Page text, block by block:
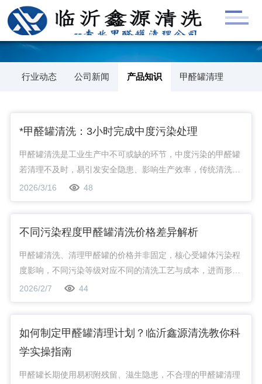
行业动态 公司新闻 产品知识 甲醛罐清理
*甲醛罐清洗：3小时完成中度污染处理
甲醛罐清洗是工业生产中不可或缺的环节，中度污染的甲醛罐
若清理不及时，易引发安全隐患、影响生产效率，传统清洗方
式耗时久、成本高。本文详解*甲醛罐清洗工艺，实现3小时完
成中度污染处理，兼顾安全、合规与*，助力企业解决清理难
题。
2026/3/16 48
不同污染程度甲醛罐清洗价格差异解析
甲醛罐清洗、清理甲醛罐的价格并非固定，核心受罐体污染程
度影响，不同污染等级对应不同的清洗工艺与成本，进而形成
价格差异。本文客观解析各污染程度下甲醛罐清理的价格区间
及差异成因，为用户提供实用参考。
2026/2/7 44
如何制定甲醛罐清理计划？临沂鑫源清洗教你科
学实操指南
甲醛罐长期使用易积附残留、滋生隐患，不合理的甲醛罐清理